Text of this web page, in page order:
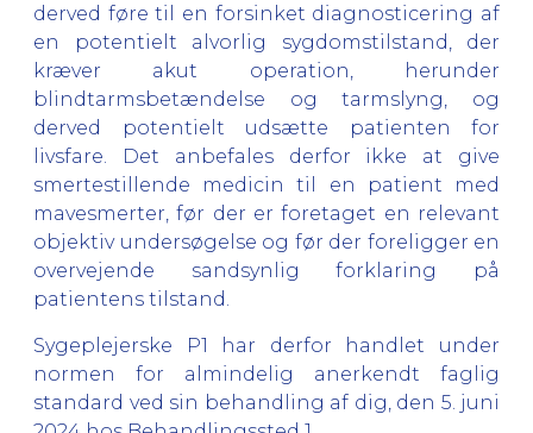
derved føre til en forsinket diagnosticering af
en potentielt alvorlig sygdomstilstand, der
kræver akut operation, herunder
blindtarmsbetændelse og tarmslyng, og
derved potentielt udsætte patienten for
livsfare. Det anbefales derfor ikke at give
smertestillende medicin til en patient med
mavesmerter, før der er foretaget en relevant
objektiv undersøgelse og før der foreligger en
overvejende sandsynlig forklaring på
patientens tilstand.
Sygeplejerske P1 har derfor handlet under
normen for almindelig anerkendt faglig
standard ved sin behandling af dig, den 5. juni